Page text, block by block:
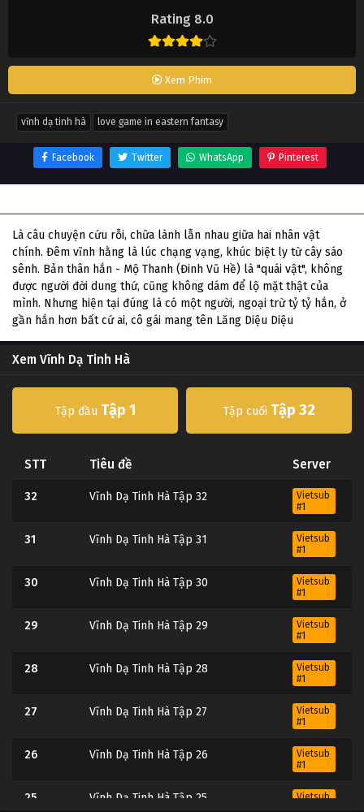
Rating 8.0
Xem Phim
vĩnh dạ tinh hà love game in eastern fantasy
Facebook Twitter WhatsApp Pinterest
Là câu chuyện cứu rỗi, chữa lành lẫn nhau giữa hai nhân vật
chính. Đêm vĩnh hằng là lúc chạng vạng, khúc biệt ly từ cây sáo
sênh. Bản thân hắn - Mộ Thanh (Đinh Vũ Hề) là "quái vật", không
được người đời dung thứ, cũng không dám để lộ mặt thật của
mình. Nhưng hiện tại đúng là có một người, ngoại trừ tỷ tỷ hắn, ở
gần hắn hơn bất cứ ai, cô gái mang tên Lăng Diệu Diệu
Xem Vĩnh Dạ Tinh Hà
Tập đầu Tập 1 Tập cuối Tập 32
STT Tiêu đề Server
32 Vĩnh Dạ Tinh Hà Tập 32
Vietsub
#1
31 Vĩnh Dạ Tinh Hà Tập 31
Vietsub
#1
30 Vĩnh Dạ Tinh Hà Tập 30
Vietsub
#1
29 Vĩnh Dạ Tinh Hà Tập 29
Vietsub
#1
28 Vĩnh Dạ Tinh Hà Tập 28
Vietsub
#1
27 Vĩnh Dạ Tinh Hà Tập 27
Vietsub
#1
26 Vĩnh Dạ Tinh Hà Tập 26
Vietsub
#1
25 Vĩnh Dạ Tinh Hà Tập 25
Vietsub